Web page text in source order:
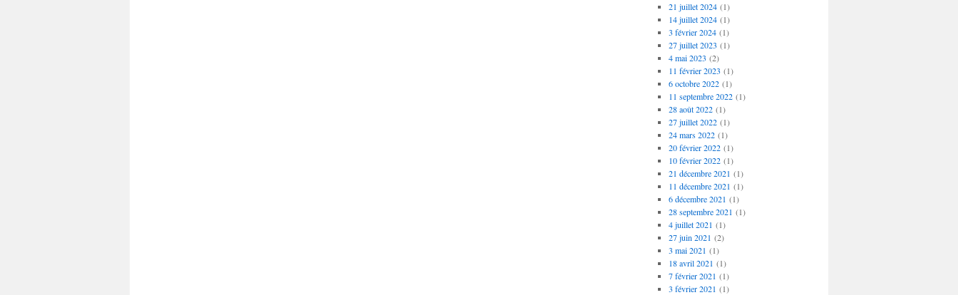
21 juillet 2024(1)
14 juillet 2024(1)
3 février 2024(1)
27 juillet 2023 (1)
4 mai 2023 (2)
11 février 2023 (1)
6 octobre 2022(1)
11 septembre 2022(1)
28 août 2022(1)
27 juillet 2022(1)
24 mars 2022(1)
20 février 2022(1)
10 février 2022(1)
21 décembre 2021 (1)
11 décembre 2021 (1)
6 décembre 2021 (1)
28 septembre 2021 (1)
4 juillet 2021 (1)
27 juin 2021 (2)
3 mai 2021 (1)
18 avril 2021 (1)
7 février 2021 (1)
3 février 2021 (1)